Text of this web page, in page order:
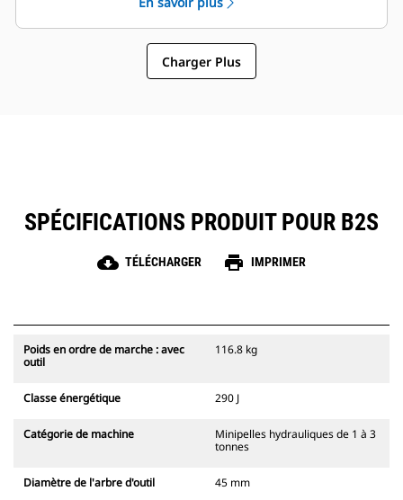
Charger Plus
SPÉCIFICATIONS PRODUIT POUR B2S
cloud_download TÉLÉCHARGER print IMPRIMER
Poids en ordre de marche : avec
outil
116.8 kg
Classe énergétique 290 J
Catégorie de machine
Minipelles hydrauliques de 1 à 3
tonnes
Diamètre de l'arbre d'outil 45 mm